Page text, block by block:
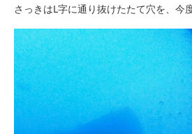
さっきはL字に通り抜けたたて穴を、今